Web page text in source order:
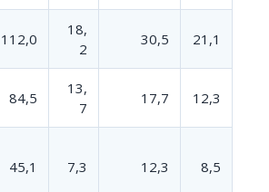
112,0
18,
2
30,5 21,1
84,5
13,
7
17,7 12,3
45,1 7,3 12,3 8,5